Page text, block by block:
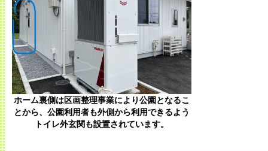
ホーム裏側は区画整理事業により公園となるこ
とから、公園利用者も外側から利用できるよう
トイレ外玄関も設置されています。